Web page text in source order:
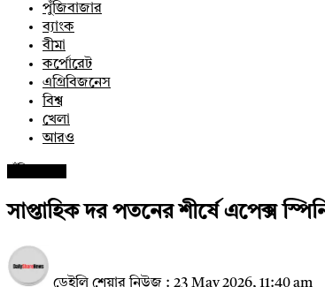
পুঁজিবাজার
ব্যাংক
বীমা
কর্পোরেট
এগ্রিবিজনেস
বিশ্ব
খেলা
আরও
সাপ্তাহিক দর পতনের শীর্ষে এপেক্স
ডেইলি শেয়ার নিউজ : 23 May 2026, 11:40 am